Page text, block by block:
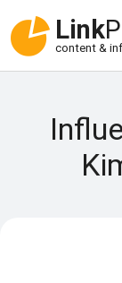
Link
content &